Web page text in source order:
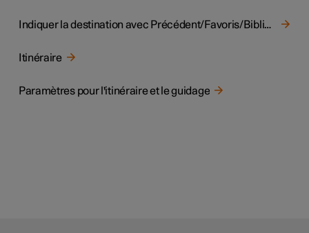
Indiquer la destination avec Précédent/Favoris/Bibliothèque
Itinéraire
Paramètres pour l'itinéraire et le guidage